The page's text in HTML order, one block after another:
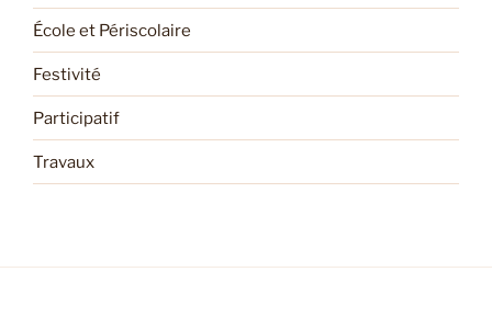
École et Périscolaire
Festivité
Participatif
Travaux